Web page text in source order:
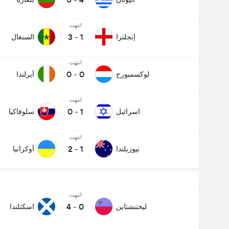
إنجلترا
انتهت
1
-
3 السنغال
لوكسمبورج
انتهت
0
-
0 أيرلندا
اسرائيل
انتهت
1
-
0 سلوفاكيا
نيوزيلندا
انتهت
1
-
2 أوكرانيا
ليختنشتاين
انتهت
0
-
4 اسكتلندا